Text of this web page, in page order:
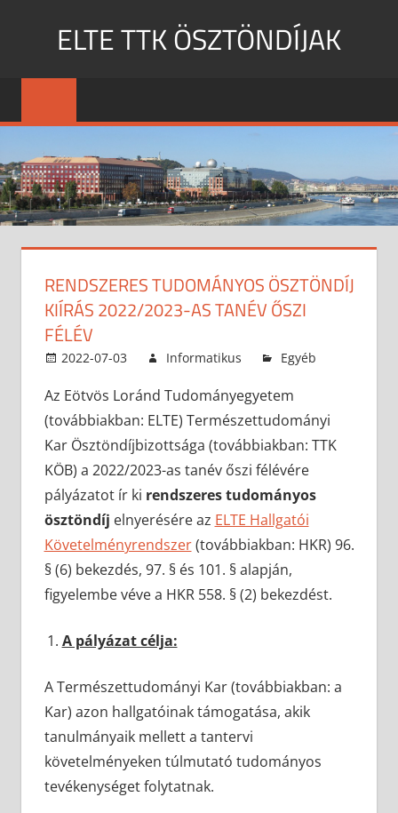
ELTE TTK ÖSZTÖNDÍJAK
RENDSZERES TUDOMÁNYOS ÖSZTÖNDÍJ
KIÍRÁS 2022/2023-AS TANÉV ŐSZI
FÉLÉV
2022-07-03 Informatikus Egyéb
Az Eötvös Loránd Tudományegyetem
(továbbiakban: ELTE) Természettudományi
Kar Ösztöndíjbizottsága (továbbiakban: TTK
KÖB) a 2022/2023-as tanév őszi félévére
pályázatot ír ki rendszeres tudományos
ösztöndíj elnyerésére az ELTE Hallgatói
Követelményrendszer(továbbiakban: HKR) 96.
§ (6) bekezdés, 97. § és 101. § alapján,
figyelembe véve a HKR 558. § (2) bekezdést.
A pályázat célja:
A Természettudományi Kar (továbbiakban: a
Kar) azon hallgatóinak támogatása, akik
tanulmányaik mellett a tantervi
követelményeken túlmutató tudományos
tevékenységet folytatnak.